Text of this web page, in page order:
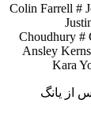
Colin Farrell #
Choudhury #
Ansley
Kara